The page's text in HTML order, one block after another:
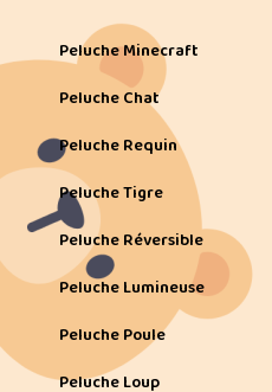
Peluche Minecraft
Peluche Chat
Peluche Requin
Peluche Tigre
Peluche Réversible
Peluche Lumineuse
Peluche Poule
Peluche Loup